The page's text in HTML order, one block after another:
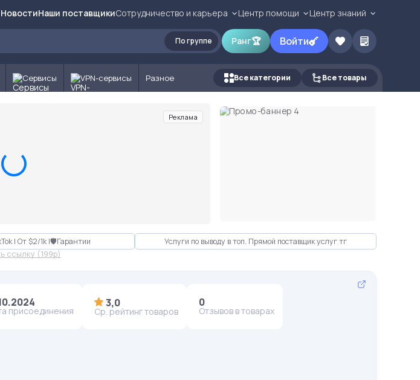
НовостиНаши поставщикиСотрудничество и карьера Центр помощи Центр знаний
По группе Ранг🏆 Войти
Сервисы VPN-сервисы Разное Все категории Все товары
Реклама
| От $2/1k |🛡Гарантии Услуги по выводу в топ. Прямой поставщик услуг тг
ссылку (199p)
присоединения
3,0
Ср. рейтинг товаров
0
Отзывов в товарах